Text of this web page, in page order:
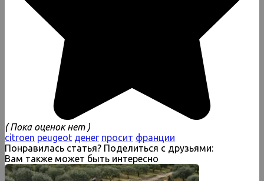
( Пока оценок нет )
citroen peugeot денег просит франции
Понравилась статья? Поделиться с друзьями:
Вам также может быть интересно